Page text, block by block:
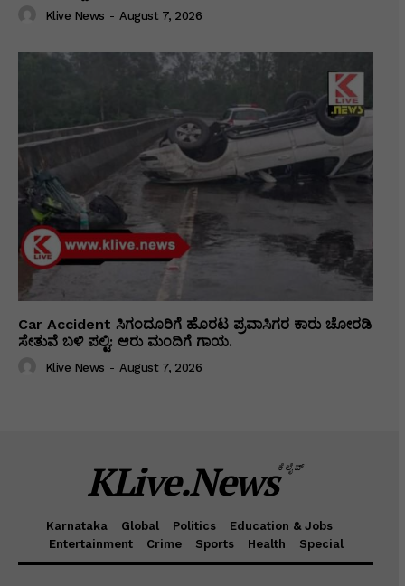
Klive News - August 7, 2026
Car Accident ಸಿಗಂದೂರಿಗೆ ಹೊರಟ ಪ್ರವಾಸಿಗರ ಕಾರು ಚೋರಡಿ
ಸೇತುವೆ ಬಳಿ ಪಲ್ಟಿ: ಆರು ಮಂದಿಗೆ ಗಾಯ.
Klive News - August 7, 2026
KLive.Newsಕೆಲೈವ್
Karnataka Global Politics
Education & Jobs
Entertainment
Crime Sports Health Special